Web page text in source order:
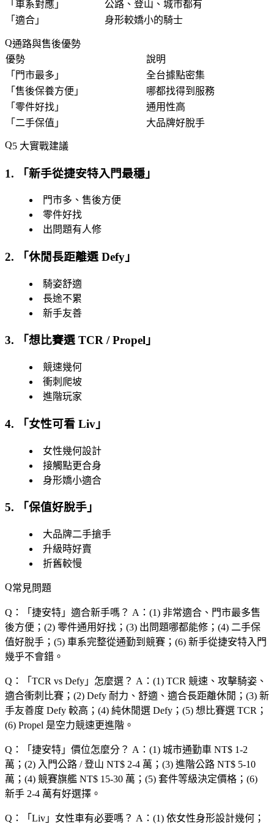
「 車系對應 」
公路、登山、城市都有
「 適合 」 身形較嬌小的騎士
通路與售後優勢
優勢
說明
「 門市最多 」
全台據點密集
「 售後保養方便 」
哪都找得到服務
「 零件好找 」
通用性高
「 二手保值 」 大品牌好脫手
5 大實戰建議
1. 「新手從捷安特入門最穩 」
門市多、售後方便
零件好找
出問題有人修
2. 「休閒長距離選 Defy 」
騎姿舒適
長途不累
新手友善
3. 「想比賽選 TCR / Propel 」
競速幾何
衝刺爬坡
進階玩家
4. 「 女性可看 Liv 」
女性幾何設計
接觸點更合身
身形嬌小適合
5. 「保值好脫手 」
大品牌二手搶手
升級時好賣
折舊較慢
常見問題
Q：「 捷安特 」適合新手嗎？ A：(1) 非常適合、門市最多售
後方便；(2) 零件通用好找；(3) 出問題哪都能修；(4) 二手保
值好脫手；(5) 車系完整從通勤到競賽；(6) 新手從捷安特入門
幾乎不會錯。
Q：「 TCR vs Defy 」怎麼選？ A：(1) TCR 競速、攻擊騎姿、
適合衝刺比賽；(2) Defy 耐力、舒適、適合長距離休閒；(3) 新
手友善度 Defy 較高；(4) 純休閒選 Defy；(5) 想比賽選 TCR；
(6) Propel 是空力競速更進階。
Q：「 捷安特 」價位怎麼分？ A：(1) 城市通勤車 NT$ 1-2
萬；(2) 入門公路 / 登山 NT$ 2-4 萬；(3) 進階公路 NT$ 5-10
萬；(4) 競賽旗艦 NT$ 15-30 萬；(5) 套件等級決定價格；(6)
新手 2-4 萬有好選擇。
Q：「 Liv 」女性車有必要嗎？ A：(1) 依女性身形設計幾何；